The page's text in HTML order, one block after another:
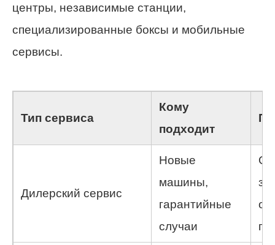
центры, независимые станции,
специализированные боксы и мобильные
сервисы.
Тип сервиса
Кому
подходит
Дилерский сервис
Новые
машины,
гарантийные
случаи